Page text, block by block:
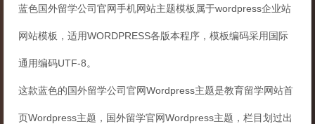
蓝色国外留学公司官网手机网站主题模板属于wordpress企业站
网站模板，适用WORDPRESS各版本程序，模板编码采用国际
通用编码UTF-8。
这款蓝色的国外留学公司官网Wordpress主题是教育留学网站首
页Wordpress主题，国外留学官网Wordpress主题，栏目划过出